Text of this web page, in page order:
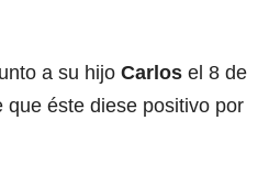
a su hijo Carlos el 8 de
que éste diese positivo por